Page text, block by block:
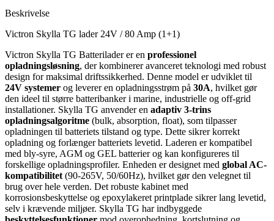
Beskrivelse
Victron Skylla TG lader 24V / 80 Amp (1+1)
Victron Skylla TG Batterilader er en professionel
opladningsløsning, der kombinerer avanceret teknologi med robust
design for maksimal driftssikkerhed. Denne model er udviklet til
24V systemer og leverer en opladningsstrøm på 30A, hvilket gør
den ideel til større batteribanker i marine, industrielle og off-grid
installationer. Skylla TG anvender en adaptiv 3-trins
opladningsalgoritme (bulk, absorption, float), som tilpasser
opladningen til batteriets tilstand og type. Dette sikrer korrekt
opladning og forlænger batteriets levetid. Laderen er kompatibel
med bly-syre, AGM og GEL batterier og kan konfigureres til
forskellige opladningsprofiler. Enheden er designet med global AC-
kompatibilitet(90-265V, 50/60Hz), hvilket gør den velegnet til
brug over hele verden. Det robuste kabinet med
korrosionsbeskyttelse og epoxylakeret printplade sikrer lang levetid,
selv i krævende miljøer. Skylla TG har indbyggede